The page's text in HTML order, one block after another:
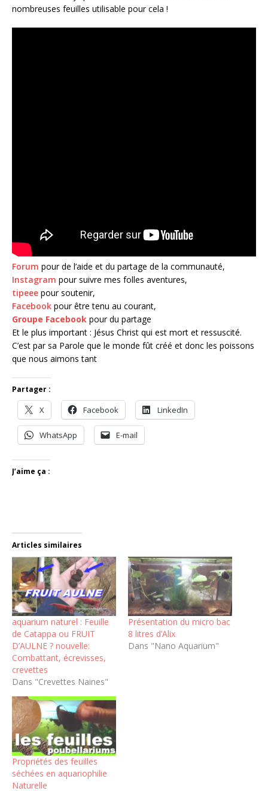
nombreuses feuilles utilisable pour cela !
Forum pour de l’aide et du partage de la communauté,
Instagram pour suivre mes folles aventures,
tipeee pour soutenir,
Facebook pour être tenu au courant,
Groupe Facebook pour du partage
Et le plus important : Jésus Christ qui est mort et ressuscité.
C’est par sa Parole que le monde fût créé et donc les poissons
que nous aimons tant
Partager :
X Facebook LinkedIn
WhatsApp E-mail
J’aime ça :
Articles similaires
aquarium naturel : Feuille
de Catappa ou FRUIT
D’AULNE ? nouvelle:
Combattant, écrevisses,
crevettes
Dans "Crevettes Naines"
Présentation du micro bac
8 litres d’Alix
Dans "Nano Aquarium"
Propriétés des feuilles
séchées en aquariophilie
Naturelle